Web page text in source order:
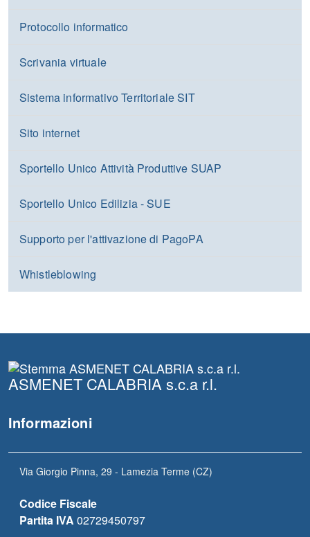
Protocollo informatico
Scrivania virtuale
Sistema informativo Territoriale SIT
Sito internet
Sportello Unico Attività Produttive SUAP
Sportello Unico Edilizia - SUE
Supporto per l'attivazione di PagoPA
Whistleblowing
ASMENET CALABRIA s.c.a r.l.
Informazioni
Via Giorgio Pinna, 29 - Lamezia Terme (CZ)
Codice Fiscale
Partita IVA 02729450797